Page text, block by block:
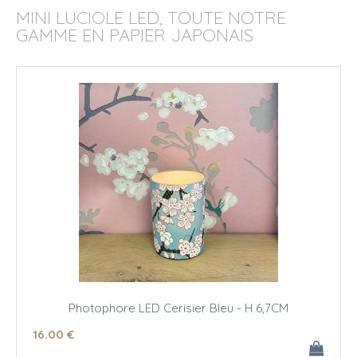
MINI LUCIOLE LED, TOUTE NOTRE
GAMME EN PAPIER JAPONAIS
Photophore LED Cerisier Bleu - H 6,7CM
16.00 €